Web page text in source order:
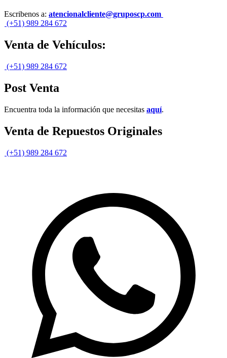
Escribenos a: atencionalcliente@gruposcp.com
(+51) 989 284 672
Venta de Vehículos:
(+51) 989 284 672
Post Venta
Encuentra toda la información que necesitas aquí.
Venta de Repuestos Originales
(+51) 989 284 672